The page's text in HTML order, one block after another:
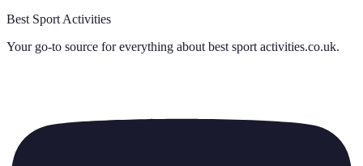
Best Sport Activities
Your go-to source for everything about best sport activities.co.uk.